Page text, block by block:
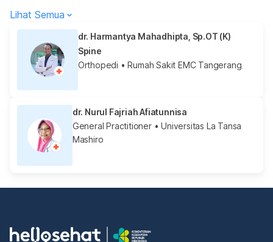
Lihat Semua
dr. Harmantya Mahadhipta, Sp.OT (K)
Spine
Orthopedi • Rumah Sakit EMC Tangerang
dr. Nurul Fajriah Afiatunnisa
General Practitioner• Universitas La Tansa
Mashiro